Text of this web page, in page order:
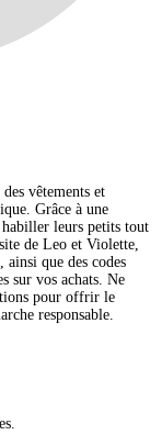
vêtements et
Grâce à une
leurs petits tout
de Leo et Violette,
ainsi que des codes
sur vos achats. Ne
pour offrir le
responsable.